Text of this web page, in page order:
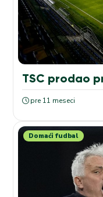
TSC prodao
pre 11 meseci
Domaći fudbal